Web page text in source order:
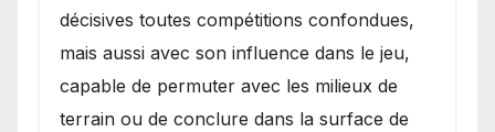
décisives toutes compétitions confondues,
mais aussi avec son influence dans le jeu,
capable de permuter avec les milieux de
terrain ou de conclure dans la surface de